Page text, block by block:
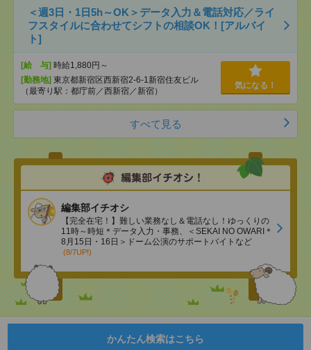
＜週3日・1日5h～OK＞データ入力＆電話対応／ライ
フスタイルに合わせてシフトの相談OK！[アルバイ
ト]
[給 与] 時給1,880円～
[勤務地] 東京都新宿区西新宿2-6-1新宿住友ビル
（最寄り駅：都庁前／西新宿／新宿）
気になる！
すべて見る
編集部イチオシ
【完全在宅！】難しい業務なし＆電話なし！ゆっくりの
11時～時短＊データ入力・事務、＜SEKAI NO OWARI＊
8月15日・16日＞ドーム公演のサポートバイトなど
(8/7UP!)
かんたん検索はこちら